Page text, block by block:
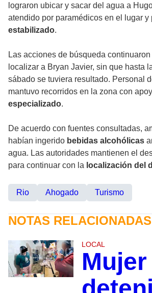
lograron ubicar y sacar del agua a
atendido por paramédicos en el lugar y
estabilizado.
Las acciones de búsqueda
localizar a Bryan Javier, sin que hasta
sábado se tuviera resultado. Personal
mantuvo recorridos en la zona con
especializado.
De acuerdo con fuentes consultadas,
habían ingerido bebidas alcohólicas
agua. Las autoridades mantienen el
para continuar con la localización del
Rio Ahogado Turismo
NOTAS RELACIONADAS
LOCAL